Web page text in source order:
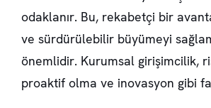
odaklanır. Bu, rekabetçi bir
ve sürdürülebilir büyümeyi
önemlidir. Kurumsal girişimcilik,
proaktif olma ve inovasyon gibi